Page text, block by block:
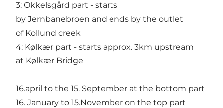
3: Okkelsgård part - starts
by Jernbanebroen and ends by the outlet
of Kollund creek
4: Kølkær part - starts approx. 3km upstream
at Kølkær Bridge
16.april to the 15. September at the bottom part
16. January to 15.November on the top part